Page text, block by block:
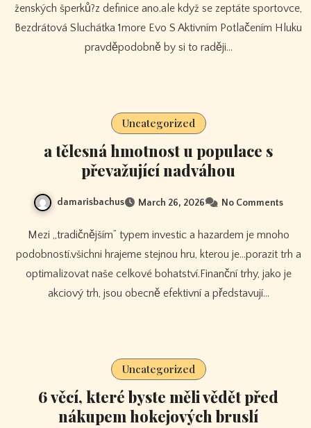
ženských šperků?z definice ano.ale když se zeptáte sportovce,
Bezdrátová Sluchátka 1more Evo S Aktivním Potlačením Hluku
pravděpodobně by si to raději…
Uncategorized
a tělesná hmotnost u populace s
převažující nadváhou
damarisbachus March 26, 2026 No Comments
Mezi „tradičnějším” typem investic a hazardem je mnoho
podobností.všichni hrajeme stejnou hru, kterou je…porazit trh a
optimalizovat naše celkové bohatství.Finanční trhy, jako je
akciový trh, jsou obecně efektivní a představují…
Uncategorized
6 věcí, které byste měli vědět před
nákupem hokejových bruslí